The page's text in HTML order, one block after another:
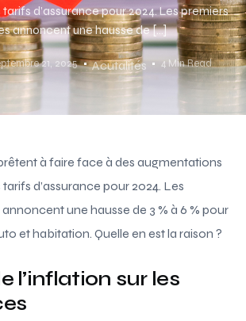
d’assurance pour 2024. Les premiers
annoncent une hausse de […]
21, 2025 Acutalités 4 Min Read
à faire face à des augmentations
d’assurance pour 2024. Les
une hausse de 3 % à 6 % pour
et habitation. Quelle en est la raison ?
l’inflation sur les